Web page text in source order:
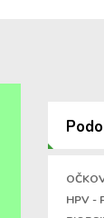
HPV -